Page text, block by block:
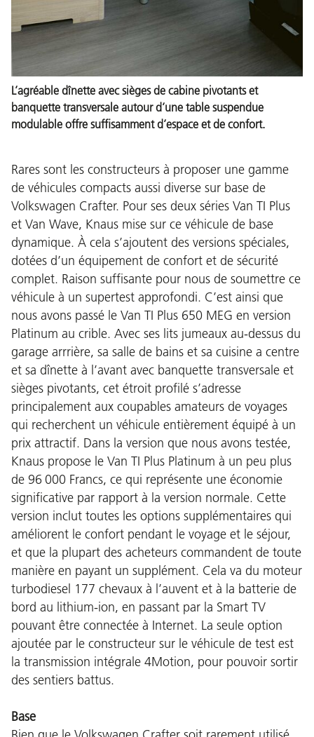
L’agréable dînette avec sièges de cabine pivotants et
banquette transversale autour d’une table suspendue
modulable offre suffisamment d’espace et de confort.
Rares sont les constructeurs à proposer une gamme
de véhicules compacts aussi diverse sur base de
Volkswagen Crafter. Pour ses deux séries Van TI Plus
et Van Wave, Knaus mise sur ce véhicule de base
dynamique. À cela s’ajoutent des versions spéciales,
dotées d’un équipement de confort et de sécurité
complet. Raison suffisante pour nous de soumettre ce
véhicule à un supertest approfondi. C’est ainsi que
nous avons passé le Van TI Plus 650 MEG en version
Platinum au crible. Avec ses lits jumeaux au-dessus du
garage arrrière, sa salle de bains et sa cuisine a centre
et sa dînette à l’avant avec banquette transversale et
sièges pivotants, cet étroit profilé s’adresse
principalement aux coupables amateurs de voyages
qui recherchent un véhicule entièrement équipé à un
prix attractif. Dans la version que nous avons testée,
Knaus propose le Van TI Plus Platinum à un peu plus
de 96 000 Francs, ce qui représente une économie
significative par rapport à la version normale. Cette
version inclut toutes les options supplémentaires qui
améliorent le confort pendant le voyage et le séjour,
et que la plupart des acheteurs commandent de toute
manière en payant un supplément. Cela va du moteur
turbodiesel 177 chevaux à l’auvent et à la batterie de
bord au lithium-ion, en passant par la Smart TV
pouvant être connectée à Internet. La seule option
ajoutée par le constructeur sur le véhicule de test est
la transmission intégrale 4Motion, pour pouvoir sortir
des sentiers battus.
Base